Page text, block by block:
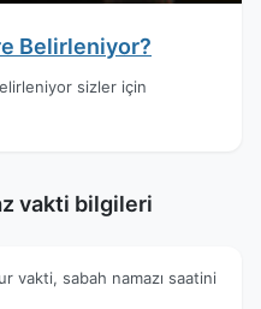
Belirleniyor?
sizler için
vakti bilgileri
vakti, sabah namazı saatini